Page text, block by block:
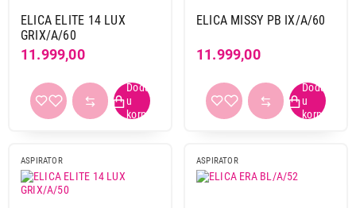
ELICA ELITE 14 LUX
GRIX/A/60
11.999,00
ELICA MISSY PB IX/A/60
11.999,00
ASPIRATOR ASPIRATOR